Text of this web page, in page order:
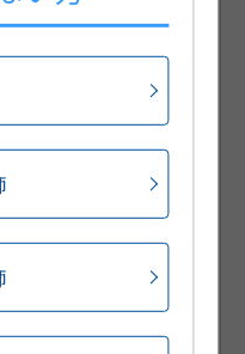
ツのご紹介
録
係者の方は、新規会員